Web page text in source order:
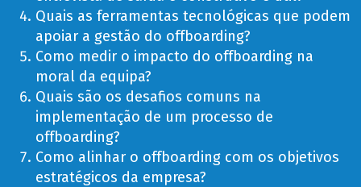
Quais as ferramentas tecnológicas que podem
apoiar a gestão do offboarding?
Como medir o impacto do offboarding na
moral da equipa?
Quais são os desafios comuns na
implementação de um processo de
offboarding?
Como alinhar o offboarding com os objetivos
estratégicos da empresa?